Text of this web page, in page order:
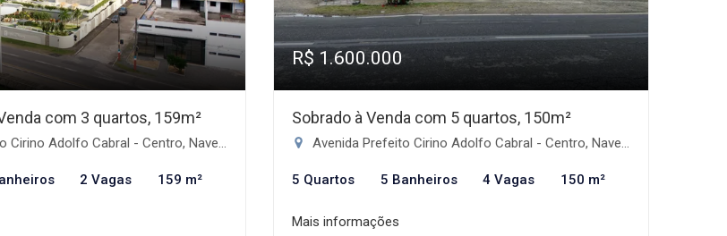
com 3 quartos, 159m²
Adolfo Cabral - Centro, Navegantes-SC
2 Vagas 159 m²
R$ 1.600.000
Sobrado à Venda com 5 quartos, 150m²
Avenida Prefeito Cirino Adolfo Cabral - Centro, Navegantes-SC
5 Quartos 5 Banheiros 4 Vagas 150 m²
Mais informações